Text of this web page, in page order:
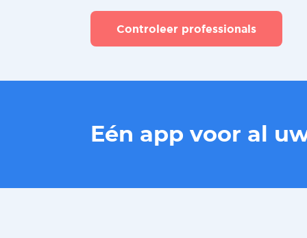
Controleer professionals
Eén app voor al